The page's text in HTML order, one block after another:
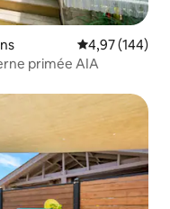
Évaluation
4,97 (144)
primée AIA